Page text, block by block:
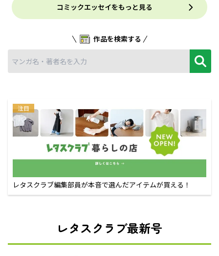
コミックエッセイをもっと見る
作品を検索する
注目
レタスクラブ編集部員が本音で選んだアイテムが買える！
レタスクラブ最新号